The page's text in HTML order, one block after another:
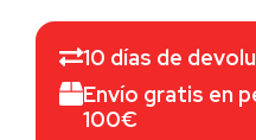
10 días de
Envío gratis en
100€